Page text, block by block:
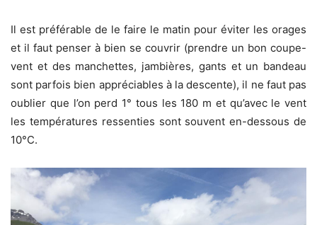
Il est préférable de le faire le matin pour éviter les orages
et il faut penser à bien se couvrir (prendre un bon coupe-
vent et des manchettes, jambières, gants et un bandeau
sont parfois bien appréciables à la descente), il ne faut pas
oublier que l’on perd 1° tous les 180 m et qu’avec le vent
les températures ressenties sont souvent en-dessous de
10°C.